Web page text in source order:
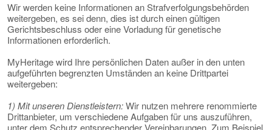
Wir werden keine Informationen an Strafverfolgungsbehörden
weitergeben, es sei denn, dies ist durch einen gültigen
Gerichtsbeschluss oder eine Vorladung für genetische
Informationen erforderlich.
MyHeritage wird Ihre persönlichen Daten außer in den unten
aufgeführten begrenzten Umständen an keine Drittpartei
weitergeben:
1) Mit unseren Dienstleistern:Wir nutzen mehrere renommierte
Drittanbieter, um verschiedene Aufgaben für uns auszuführen,
unter dem Schutz entsprechender Vereinbarungen. Zum Beispiel